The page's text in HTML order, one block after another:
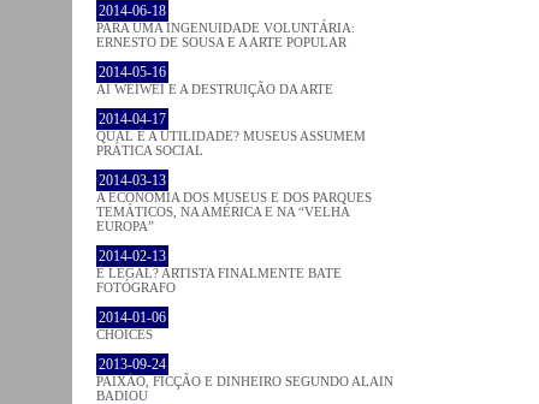
2014-06-18
PARA UMA INGENUIDADE VOLUNTÁRIA:
ERNESTO DE SOUSA E A ARTE POPULAR
2014-05-16
AI WEIWEI E A DESTRUIÇÃO DA ARTE
2014-04-17
QUAL É A UTILIDADE? MUSEUS ASSUMEM
PRÁTICA SOCIAL
2014-03-13
A ECONOMIA DOS MUSEUS E DOS PARQUES
TEMÁTICOS, NA AMÉRICA E NA “VELHA
EUROPA”
2014-02-13
É LEGAL? ARTISTA FINALMENTE BATE
FOTÓGRAFO
2014-01-06
CHOICES
2013-09-24
PAIXÃO, FICÇÃO E DINHEIRO SEGUNDO ALAIN
BADIOU